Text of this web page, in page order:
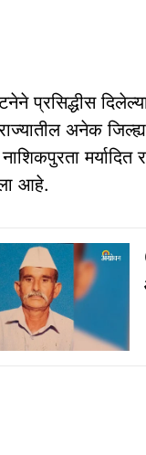
प्रसिद्धीस
अनेक
मर्यादित
आहे.